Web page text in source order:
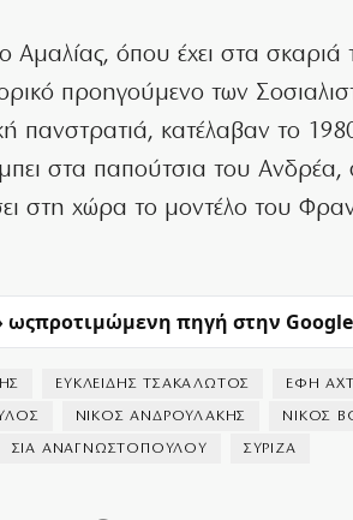
Αμαλίας, όπου έχει στα
προηγούμενο των
πανστρατιά, κατέλαβαν το
στα παπούτσια του Ανδρέα,
στη χώρα το μοντέλο του
ωςπροτιμώμενη πηγή στην Google
ΕΥΚΛΕΙΔΗΣ ΤΣΑΚΑΛΩΤΟΣ ΕΦΗ
ΝΙΚΟΣ ΑΝΔΡΟΥΛΑΚΗΣ ΝΙΚΟΣ
ΣΙΑ ΑΝΑΓΝΩΣΤΟΠΟΥΛΟΥ ΣΥΡΙΖΑ